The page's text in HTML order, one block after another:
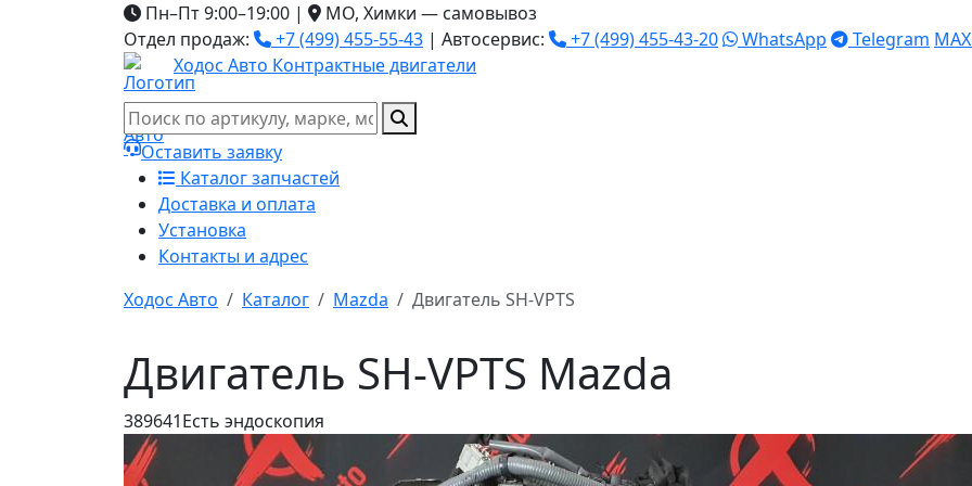
Пн–Пт 9:00–19:00 |
МО, Химки — самовывоз
Отдел продаж:
+7 (499) 455-55-43 | Автосервис: +7 (499) 455-43-20 WhatsApp Telegram MAX
Ходос Авто Контрактные двигатели
Оставить заявку
Каталог запчастей
Доставка и оплата
Установка
Контакты и адрес
Ходос Авто
Каталог Mazda Двигатель SH-VPTS
Двигатель SH-VPTS Mazda
389641Есть эндоскопия